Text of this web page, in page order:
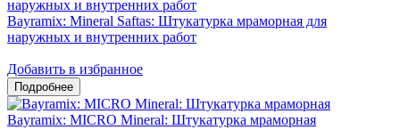
Bayramix: Mineral Saftas: Штукатурка мраморная для
наружных и внутренних работ
Добавить в избранное
Bayramix: MICRO Mineral: Штукатурка мраморная